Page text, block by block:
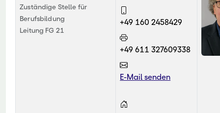
Zuständige Stelle für
Berufsbildung
Leitung FG 21
+49 160 2458429
+49 611 327609338
E-Mail senden